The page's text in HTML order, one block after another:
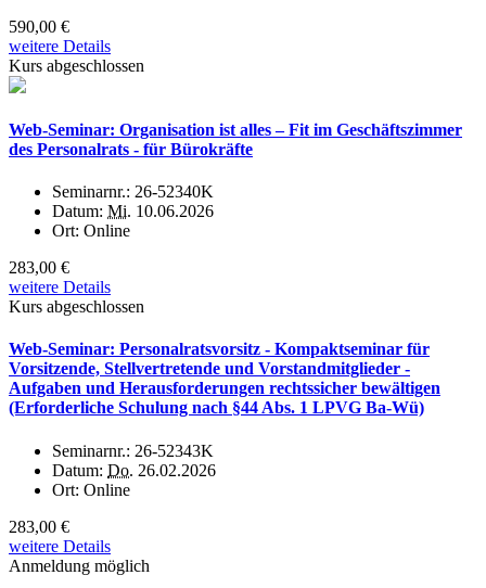
590,00 €
weitere Details
Kurs abgeschlossen
Web-Seminar: Organisation ist alles – Fit im Geschäftszimmer
des Personalrats - für Bürokräfte
Seminarnr.: 26-52340K
Datum: Mi. 10.06.2026
Ort: Online
283,00 €
weitere Details
Kurs abgeschlossen
Web-Seminar: Personalratsvorsitz - Kompaktseminar für
Vorsitzende, Stellvertretende und Vorstandmitglieder -
Aufgaben und Herausforderungen rechtssicher bewältigen
(Erforderliche Schulung nach §44 Abs. 1 LPVG Ba-Wü)
Seminarnr.: 26-52343K
Datum: Do. 26.02.2026
Ort: Online
283,00 €
weitere Details
Anmeldung möglich